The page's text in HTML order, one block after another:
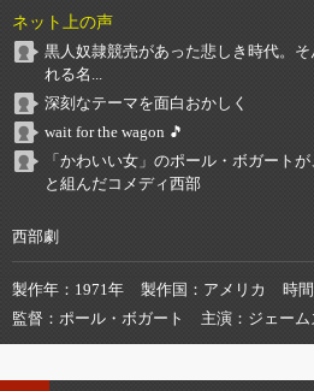
ネット上の声
黒人奴隷競売があった悲しき時代。
れる名...
深刻なテーマを面白おかしく
wait for the wagon 🎵
「かわいい女」のポール・ボガート
と組んだコメディ西部
西部劇
製作年 1971年 製作国 アメリカ 時間
監督
ポール・ボガート 主演 ジェー